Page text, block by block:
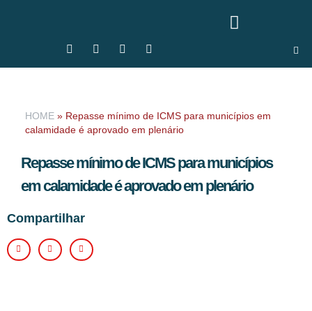
HOME » Repasse mínimo de ICMS para municípios em
calamidade é aprovado em plenário
Repasse mínimo de ICMS para municípios
em calamidade é aprovado em plenário
Compartilhar